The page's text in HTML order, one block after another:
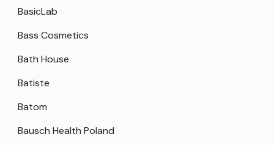
BasicLab
Bass Cosmetics
Bath House
Batiste
Batom
Bausch Health Poland